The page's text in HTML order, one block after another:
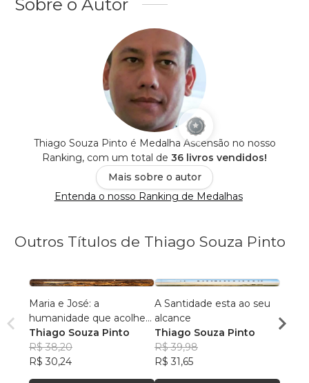
Thiago Souza Pinto é Medalha Ascensão no nosso
Ranking, com um total de 36 livros vendidos!
Mais sobre o autor
Entenda o nosso Ranking de Medalhas
Outros Títulos de Thiago Souza Pinto
Maria e José: a
humanidade que acolheu
o Cristo
Thiago Souza Pinto
R$ 38,20
R$ 30,24
A Santidade esta ao seu
alcance
Thiago Souza Pinto
R$ 39,98
R$ 31,65